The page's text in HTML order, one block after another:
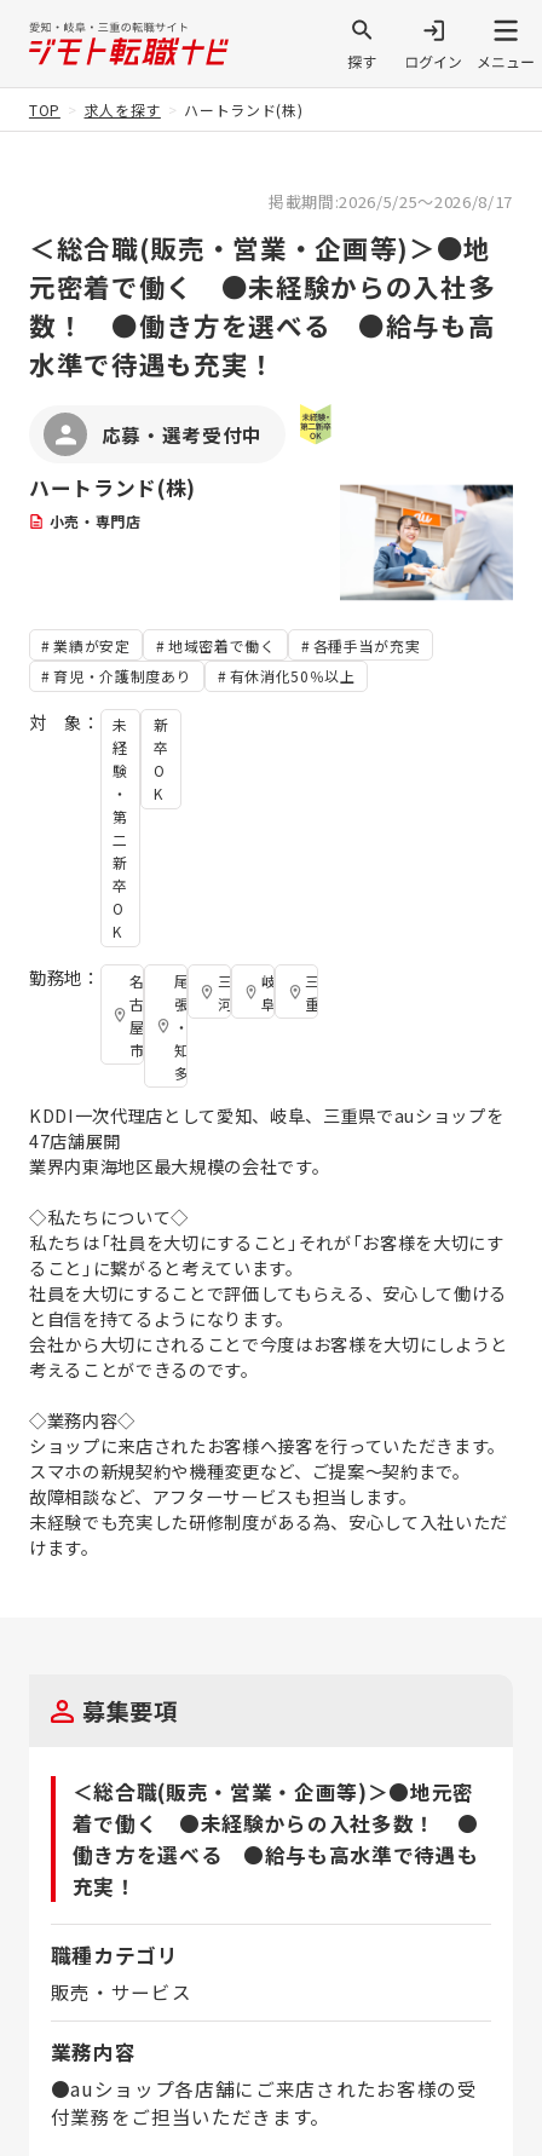
TOP 求人を探す ハートランド(株)
掲載期間:2026/5/25～2026/8/17
＜総合職(販売・営業・企画等)＞●地
元密着で働く ●未経験からの入社多
数！ ●働き方を選べる ●給与も高
水準で待遇も充実！
応募・選考受付中
ハートランド(株)
小売・専門店
業績が安定 地域密着で働く
各種手当が充実
育児・介護制度あり
有休消化50％以上
対 象：
未
経
験
・
第
二
新
卒
O
K
新
卒
O
K
勤務地：
名
古
屋
市
尾
張
・
知
多
三
河
岐
阜
三
重
KDDI一次代理店として愛知、岐阜、三重県でauショップを
47店舗展開
業界内東海地区最大規模の会社です。
◇私たちについて◇
私たちは「社員を大切にすること」それが「お客様を大切にす
ること」に繋がると考えています。
社員を大切にすることで評価してもらえる、安心して働ける
と自信を持てるようになります。
会社から大切にされることで今度はお客様を大切にしようと
考えることができるのです。
◇業務内容◇
ショップに来店されたお客様へ接客を行っていただきます。
スマホの新規契約や機種変更など、ご提案～契約まで。
故障相談など、アフターサービスも担当します。
未経験でも充実した研修制度がある為、安心して入社いただ
けます。
募集要項
＜総合職(販売・営業・企画等)＞●地元密
着で働く ●未経験からの入社多数！ ●
働き方を選べる ●給与も高水準で待遇も
充実！
職種カテゴリ
販売・サービス
業務内容
●auショップ各店舗にご来店されたお客様の受
付業務をご担当いただきます。